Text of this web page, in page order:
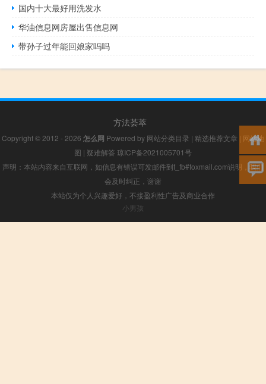
国内十大最好用洗发水
华油信息网房屋出售信息网
带孙子过年能回娘家吗吗
方法荟萃
Copyright © 2012 - 2026 怎么网 Powered by 网站分类目录 | 精选推荐文章 | 网站地
图 | 疑难解答 琼ICP备2021005701号
声明：本站内容来自互联网，如信息有错误可发邮件到f_fb#foxmail.com说明，我们
会及时纠正，谢谢
本站仅为个人兴趣爱好，不接盈利性广告及商业合作
小男孩